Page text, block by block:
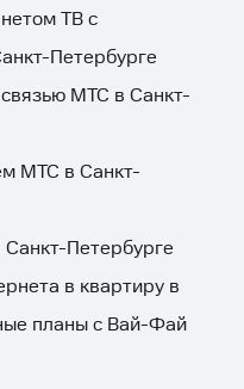
ТВ с
Петербурге
МТС в Санкт-
МТС в Санкт-
Петербурге
в квартиру в
планы с Вай-Фай